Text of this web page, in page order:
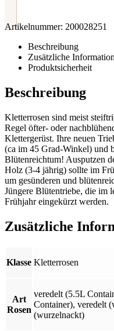
Artikelnummer: 200028251
Beschreibung
Zusätzliche Information
Produktsicherheit
Beschreibung
Kletterrosen sind meist
Regel öfter- oder
Klettergerüst. Ihre neuen
(ca im 45 Grad-Winkel) und
Blütenreichtum! Ausputzen
Holz (3-4 jährig) sollte im
um gesünderen und
Jüngere Blütentriebe, die im
Frühjahr eingekürzt werden.
Zusätzliche
Klasse Kletterrosen
Art
Rosen
veredelt (5.5L
Container), veredelt
(wurzelnackt)